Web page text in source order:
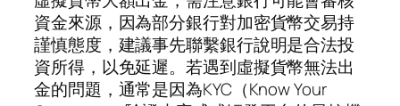
資金來源，因為部分銀行對加密貨幣交易持
謹慎態度，建議事先聯繫銀行說明是合法投
資所得，以免延遲。若遇到虛擬貨幣無法出
金的問題，通常是因為KYC（Know Your